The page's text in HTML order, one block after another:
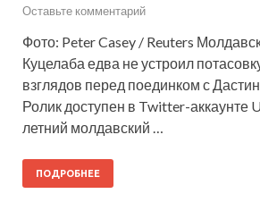
Оставьте комментарий
Фото: Peter Casey / Reuters
Куцелаба едва не устроил
взглядов перед поединком с
Ролик доступен в Twitter-аккаунте
летний молдавский …
ПОДРОБНЕЕ